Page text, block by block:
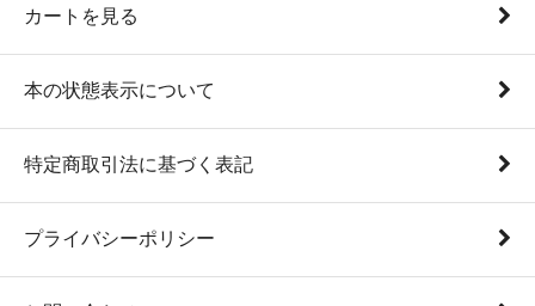
カートを見る
本の状態表示について
特定商取引法に基づく表記
プライバシーポリシー